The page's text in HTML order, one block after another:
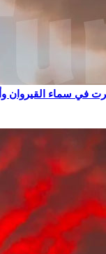
في سماء القيروان